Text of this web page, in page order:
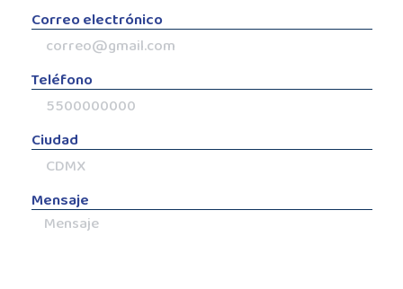
Correo electrónico
Teléfono
Ciudad
Mensaje